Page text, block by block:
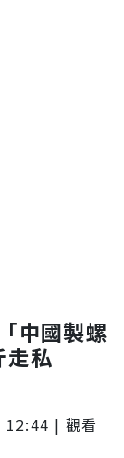
中國製螺
私
12:44 | 觀看